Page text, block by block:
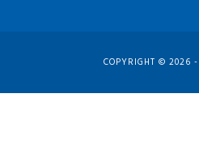
COPYRIGHT © 2026